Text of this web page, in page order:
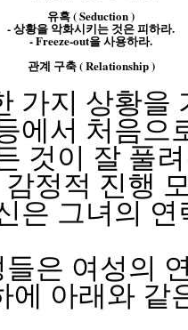
유혹 ( Seduction )
- 상황을 악화시키는 것은 피하라.
- Freeze-out을 사용하라.
관계 구축 ( Relationship )
가지 상황을
에서 처음으
것이 잘 풀
감정적 진행
은 그녀의
은 여성의
에 아래와 같